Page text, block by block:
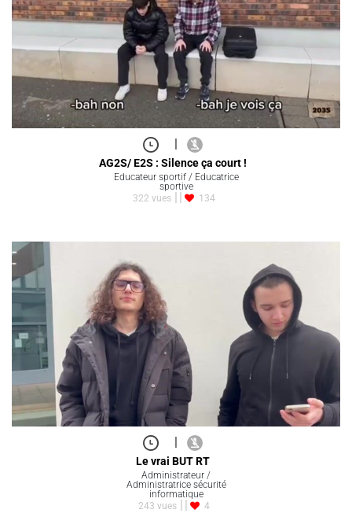
|
AG2S/ E2S : Silence ça court !
Educateur sportif / Educatrice
sportive
322 vues
134
Le vrai BUT RT
Administrateur /
Administratrice sécurité
informatique
243 vues
4